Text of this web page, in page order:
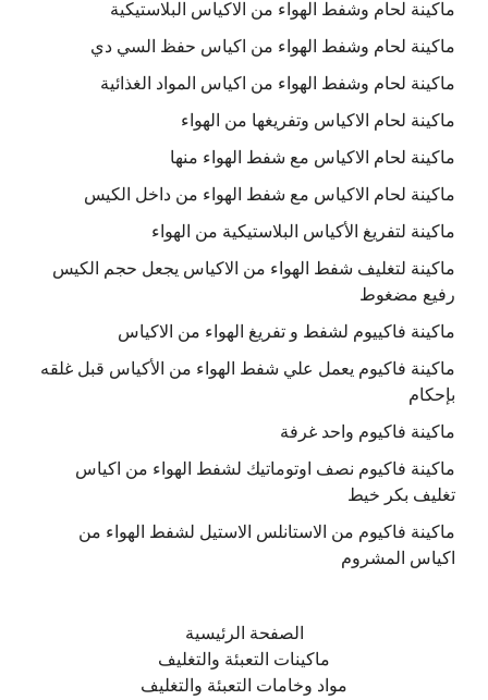
ماكينة لحام وشفط الهواء من الاكياس البلاستيكية
ماكينة لحام وشفط الهواء من اكياس حفظ السي دي
ماكينة لحام وشفط الهواء من اكياس المواد الغذائية
ماكينة لحام الاكياس وتفريغها من الهواء
ماكينة لحام الاكياس مع شفط الهواء منها
ماكينة لحام الاكياس مع شفط الهواء من داخل الكيس
ماكينة لتفريغ الأكياس البلاستيكية من الهواء
ماكينة لتغليف شفط الهواء من الاكياس يجعل حجم الكيس
رفيع مضغوط
ماكينة فاكييوم لشفط و تفريغ الهواء من الاكياس
ماكينة فاكيوم يعمل علي شفط الهواء من الأكياس قبل غلقه
بإحكام
ماكينة فاكيوم واحد غرفة
ماكينة فاكيوم نصف اوتوماتيك لشفط الهواء من اكياس
تغليف بكر خيط
ماكينة فاكيوم من الاستانلس الاستيل لشفط الهواء من
اكياس المشروم
الصفحة الرئيسية
ماكينات التعبئة والتغليف
مواد وخامات التعبئة والتغليف